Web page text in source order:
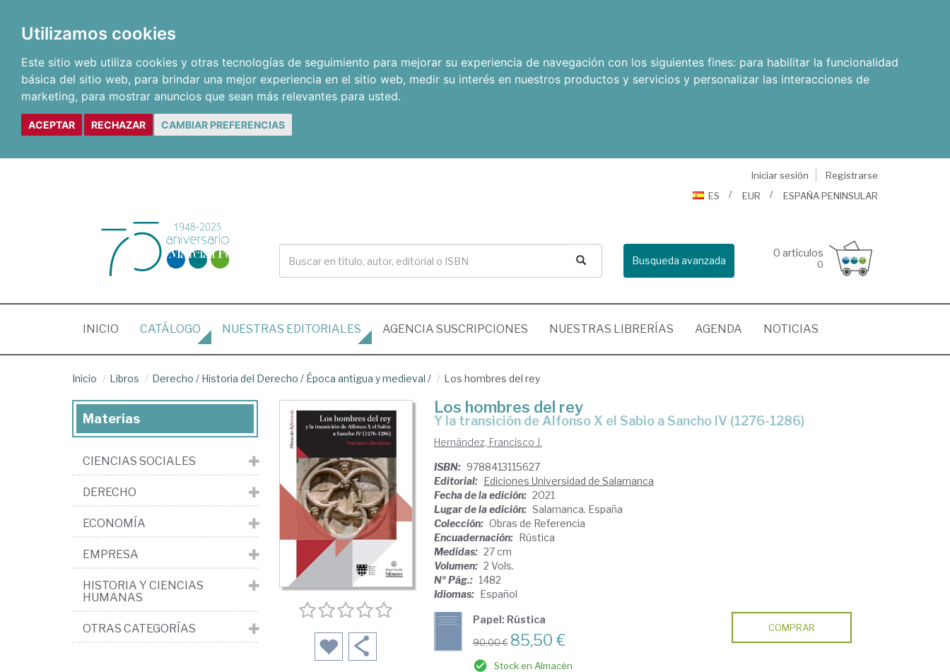
Utilizamos cookies
Este sitio web utiliza cookies y otras tecnologías de seguimiento para mejorar su experiencia de navegación con los siguientes fines: para habilitar la funcionalidad
básica del sitio web, para brindar una mejor experiencia en el sitio web, medir su interés en nuestros productos y servicios y personalizar las interacciones de
marketing, para mostrar anuncios que sean más relevantes para usted.
ACEPTAR RECHAZAR CAMBIAR PREFERENCIAS
Iniciar sesión
Registrarse
ES
EUR ESPAÑA PENINSULAR
Busqueda avanzada
0 artículos
0
INICIO (CURRENT)
CATÁLOGO NUESTRAS EDITORIALES AGENCIA SUSCRIPCIONES NUESTRAS LIBRERÍAS AGENDA NOTICIAS
Inicio Libros Derecho / Historia del Derecho / Época antigua y medieval / Los hombres del rey
Los hombres del rey
y la transición de Alfonso X el Sabio a Sancho IV (1276-1286)
Hernández, Francisco J.
ISBN: 9788413115627
Editorial: Ediciones Universidad de Salamanca
Fecha de la edición: 2021
Lugar de la edición: Salamanca. España
Colección: Obras de Referencia
Encuadernación: Rústica
Medidas: 27 cm
Volumen: 2 Vols.
Nº Pág.: 1482
Idiomas: Español
Papel: Rústica
90,00 € 85,50 €
Stock en Almacén
COMPRAR
Materias
CIENCIAS SOCIALES
DERECHO
ECONOMÍA
EMPRESA
HISTORIA Y CIENCIAS
HUMANAS
OTRAS CATEGORÍAS